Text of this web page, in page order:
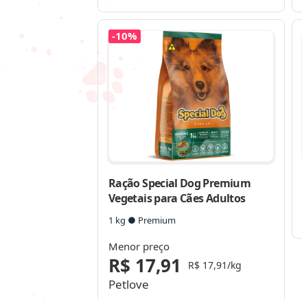
Ração Special Dog Premium
Vegetais para Cães Adultos
1 kg ● Premium
Menor preço
R$ 17,91 R$ 17,91/kg
-10%
Petlove